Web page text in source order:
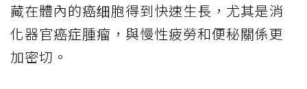
藏在體內的癌细胞得到快速生長，尤其是消
化器官癌症腫瘤，與慢性疲勞和便秘關係更
加密切。